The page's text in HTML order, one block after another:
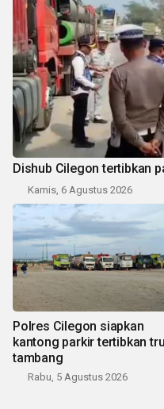
Dishub Cilegon tertibkan
Kamis, 6 Agustus 2026
Polres Cilegon siapkan
kantong parkir tertibkan
tambang
Rabu, 5 Agustus 2026